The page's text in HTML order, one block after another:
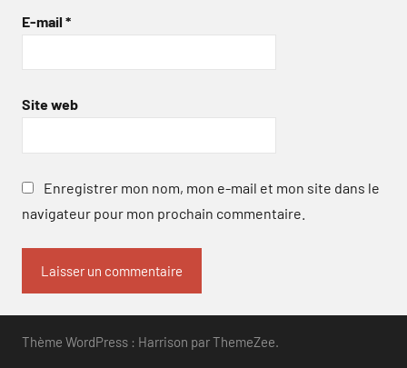
E-mail *
Site web
Enregistrer mon nom, mon e-mail et mon site dans le
navigateur pour mon prochain commentaire.
Thème WordPress : Harrison par ThemeZee.